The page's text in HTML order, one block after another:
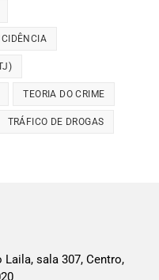
TEORIA DO CRIME
TRÁFICO DE DROGAS
Laila, sala 307, Centro,